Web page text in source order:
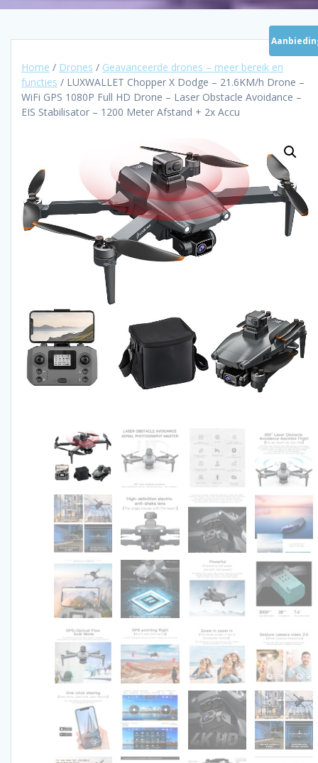
Home / Drones / Geavanceerde drones – meer bereik en
functies / LUXWALLET Chopper X Dodge – 21.6KM/h Drone –
WiFi GPS 1080P Full HD Drone – Laser Obstacle Avoidance –
EIS Stabilisator – 1200 Meter Afstand + 2x Accu